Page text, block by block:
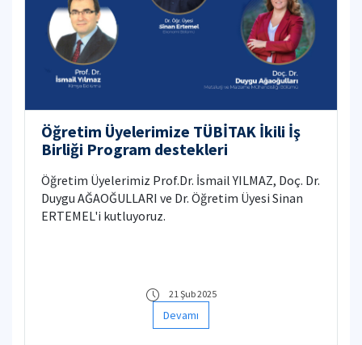
Öğretim Üyelerimize TÜBİTAK İkili İş
Birliği Program destekleri
Öğretim Üyelerimiz Prof.Dr. İsmail YILMAZ, Doç. Dr.
Duygu AĞAOĞULLARI ve Dr. Öğretim Üyesi Sinan
ERTEMEL'i kutluyoruz.
21 Şub 2025
Devamı